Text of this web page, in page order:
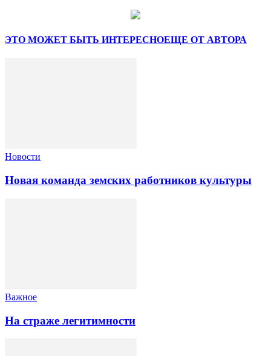
ЭТО МОЖЕТ БЫТЬ ИНТЕРЕСНОЕЩЕ ОТ АВТОРА
Новости
Новая команда земских работников культуры
Важное
На страже легитимности